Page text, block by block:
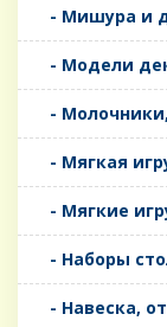
- Мишура и
- Модели
-
- Мягкая
- Мягкие
- Наборы
- Навеска,